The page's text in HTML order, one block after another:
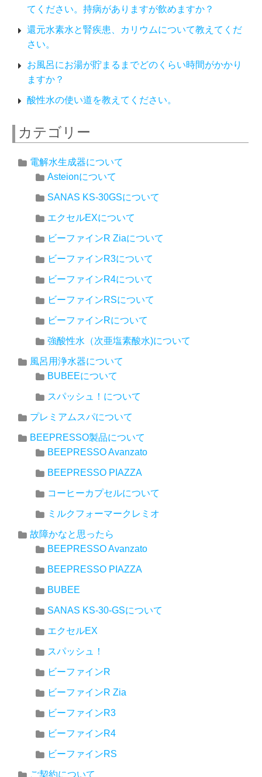
てください。持病がありますが飲めますか？
還元水素水と腎疾患、カリウムについて教えてくだ
さい。
お風呂にお湯が貯まるまでどのくらい時間がかかり
ますか？
酸性水の使い道を教えてください。
カテゴリー
電解水生成器について
Asteionについて
SANAS KS-30GSについて
エクセルEXについて
ビーファインR Ziaについて
ビーファインR3について
ビーファインR4について
ビーファインRSについて
ビーファインRについて
強酸性水（次亜塩素酸水)について
風呂用浄水器について
BUBEEについて
スパッシュ！について
プレミアムスパについて
BEEPRESSO製品について
BEEPRESSO Avanzato
BEEPRESSO PIAZZA
コーヒーカプセルについて
ミルクフォーマークレミオ
故障かなと思ったら
BEEPRESSO Avanzato
BEEPRESSO PIAZZA
BUBEE
SANAS KS-30-GSについて
エクセルEX
スパッシュ！
ビーファインR
ビーファインR Zia
ビーファインR3
ビーファインR4
ビーファインRS
ご契約について